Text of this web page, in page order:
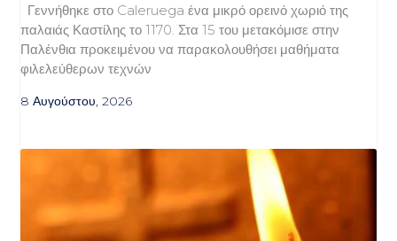
Γεννήθηκε στο Caleruega ένα μικρό ορεινό χωριό της
παλαιάς Καστίλης το 1170. Στα 15 του μετακόμισε στην
Παλένθια προκειμένου να παρακολουθήσει μαθήματα
φιλελεύθερων τεχνών
8 Αυγούστου, 2026